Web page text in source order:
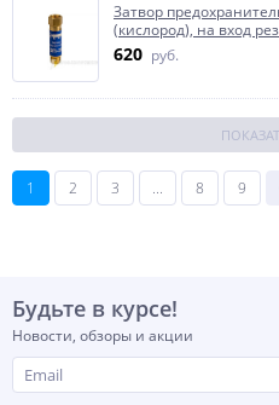
Затвор
(кислород), на вход
620 руб.
1 2 3 ... 8 9
Будьте в курсе!
Новости, обзоры и акции